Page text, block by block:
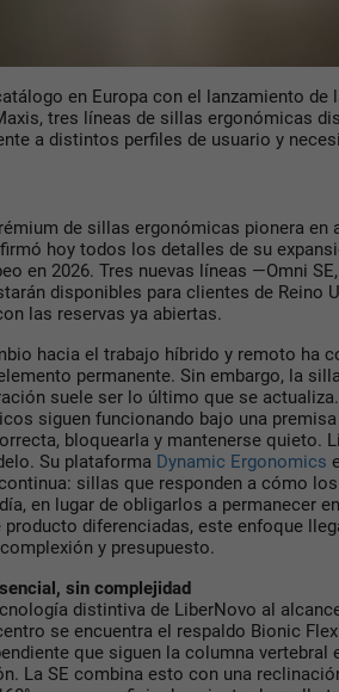
en Europa con el lanzamiento de
tres líneas de sillas ergonómicas
a distintos perfiles de usuario y
de sillas ergonómicas pionera en
hoy todos los detalles de su
en 2026. Tres nuevas líneas —Omni
disponibles para clientes de Reino
las reservas ya abiertas.
hacia el trabajo híbrido y remoto ha
permanente. Sin embargo, la
suele ser lo último que se
siguen funcionando bajo una
bloquearla y mantenerse quieto.
Su plataforma Dynamic Ergonomics
sillas que responden a cómo
en lugar de obligarlos a permanecer
diferenciadas, este enfoque
y presupuesto.
sin complejidad
distintiva de LiberNovo al
se encuentra el respaldo Bionic
que siguen la columna vertebral
La SE combina esto con una